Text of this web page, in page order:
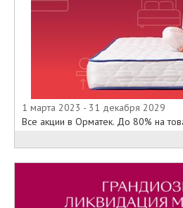
1 марта 2023 - 31 декабря 2029
Все акции в Орматек. До 80% на